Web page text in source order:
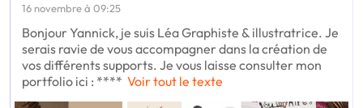
16 novembre à 09:25
Bonjour Yannick, je suis Léa Graphiste & illustratrice. Je
serais ravie de vous accompagner dans la création de
vos différents supports. Je vous laisse consulter mon
portfolio ici : **** Voir tout le texte